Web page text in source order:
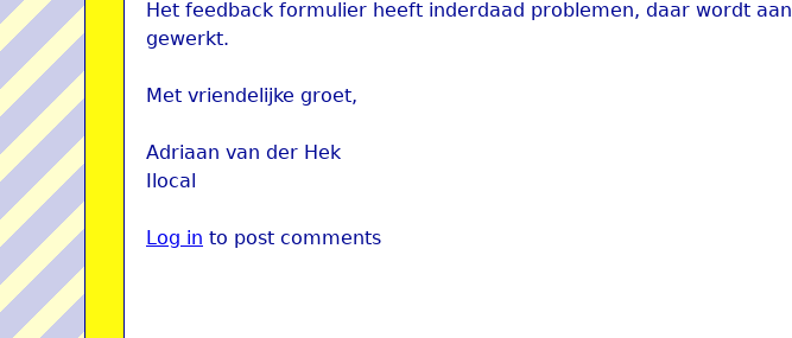
Het feedback formulier heeft inderdaad problemen, daar wordt aan
gewerkt.
Met vriendelijke groet,
Adriaan van der Hek
Ilocal
Log in to post comments